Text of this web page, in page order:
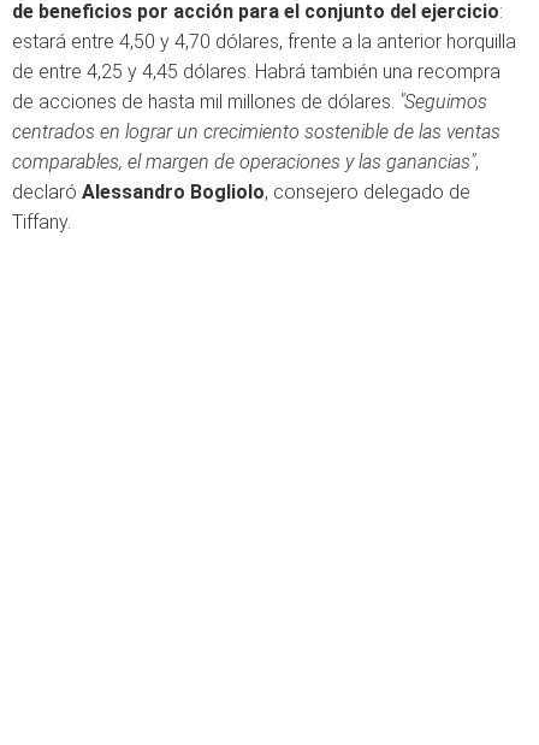
de beneficios por acción para el conjunto del ejercicio:
estará entre 4,50 y 4,70 dólares, frente a la anterior horquilla
de entre 4,25 y 4,45 dólares. Habrá también una recompra
de acciones de hasta mil millones de dólares. "Seguimos
centrados en lograr un crecimiento sostenible de las ventas
comparables, el margen de operaciones y las ganancias",
declaró Alessandro Bogliolo, consejero delegado de
Tiffany.